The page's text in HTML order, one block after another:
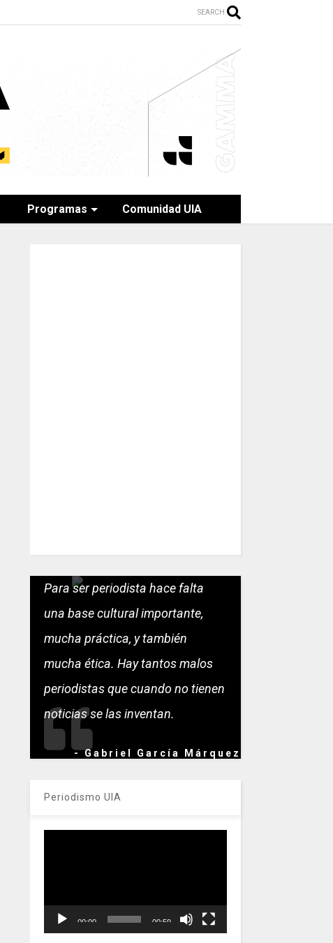
SEARCH
Programas Comunidad UIA
Para ser periodista hace falta
una base cultural importante,
mucha práctica, y también
mucha ética. Hay tantos malos
periodistas que cuando no tienen
noticias se las inventan.
- Gabriel García Márquez
Periodismo UIA
00:00 00:59